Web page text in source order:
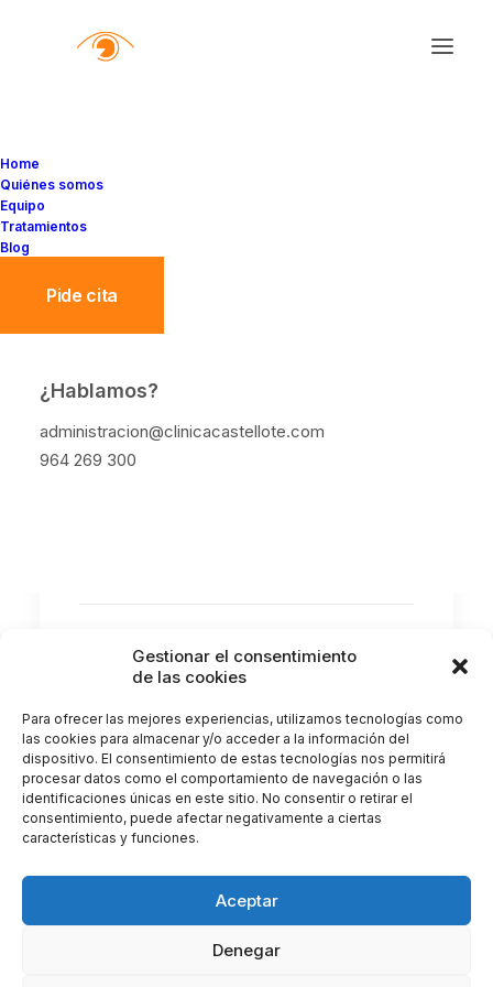
Gestionar el consentimiento
de las cookies
Para ofrecer las mejores experiencias, utilizamos tecnologías como
las cookies para almacenar y/o acceder a la información del
dispositivo. El consentimiento de estas tecnologías nos permitirá
procesar datos como el comportamiento de navegación o las
identificaciones únicas en este sitio. No consentir o retirar el
consentimiento, puede afectar negativamente a ciertas
características y funciones.
Aceptar
Denegar
Home
Quiénes somos
Equipo
Tratamientos
Blog
Pide cita
¿Hablamos?
administracion@clinicacastellote.com
964 269 300
10 hábitos diarios que
pueden dañar tu visión sin